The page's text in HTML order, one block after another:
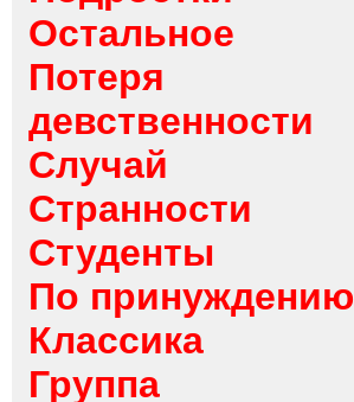
Остальное
Потеря
девственности
Случай
Странности
Студенты
По принуждению
Классика
Группа